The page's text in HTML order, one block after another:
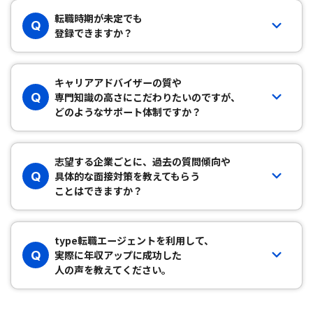
Q
転職時期が未定でも
登録できますか？
Q
キャリアアドバイザーの質や
専門知識の高さにこだわりたいのですが、
どのようなサポート体制ですか？
Q
志望する企業ごとに、過去の質問傾向や
具体的な面接対策を教えてもらう
ことはできますか？
Q
type転職エージェントを利用して、
実際に年収アップに成功した
人の声を教えてください。